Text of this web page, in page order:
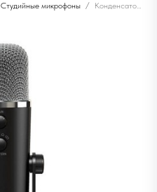
Студийные микрофоны Конденсаторный микрофон Behringer Bifgoot-USB